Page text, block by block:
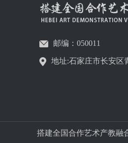
邮编：050011
地址:石家庄市长安区
搭建全国合作艺术产教融